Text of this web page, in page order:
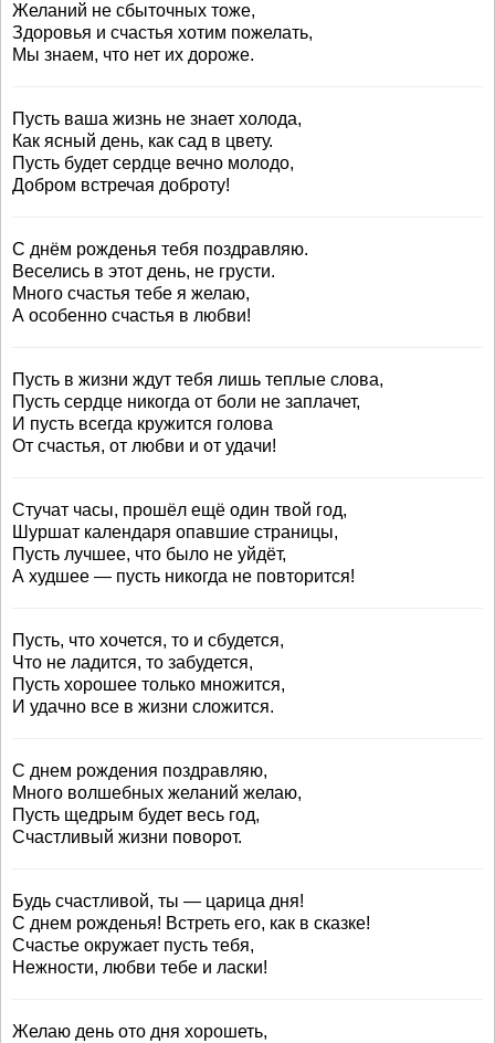
Желаний не сбыточных тоже,
Здоровья и счастья хотим пожелать,
Мы знаем, что нет их дороже.
Пусть ваша жизнь не знает холода,
Как ясный день, как сад в цвету.
Пусть будет сердце вечно молодо,
Добром встречая доброту!
С днём рожденья тебя поздравляю.
Веселись в этот день, не грусти.
Много счастья тебе я желаю,
А особенно счастья в любви!
Пусть в жизни ждут тебя лишь теплые слова,
Пусть сердце никогда от боли не заплачет,
И пусть всегда кружится голова
От счастья, от любви и от удачи!
Стучат часы, прошёл ещё один твой год,
Шуршат календаря опавшие страницы,
Пусть лучшее, что было не уйдёт,
А худшее — пусть никогда не повторится!
Пусть, что хочется, то и сбудется,
Что не ладится, то забудется,
Пусть хорошее только множится,
И удачно все в жизни сложится.
С днем рождения поздравляю,
Много волшебных желаний желаю,
Пусть щедрым будет весь год,
Счастливый жизни поворот.
Будь счастливой, ты — царица дня!
С днем рожденья! Встреть его, как в сказке!
Счастье окружает пусть тебя,
Нежности, любви тебе и ласки!
Желаю день ото дня хорошеть,